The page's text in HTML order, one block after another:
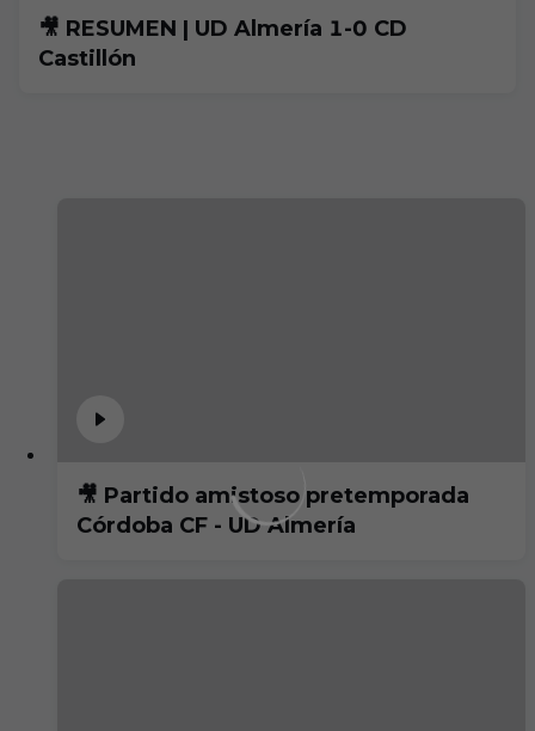
🎥 RESUMEN | UD Almería 1-0 CD
Castillón
🎥 Partido amistoso pretemporada
Córdoba CF - UD Almería